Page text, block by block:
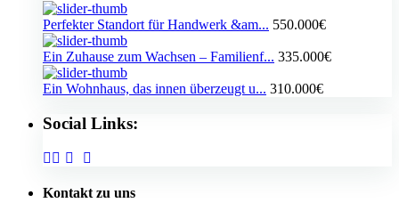
Perfekter Standort für Handwerk &am... 550.000€
Ein Zuhause zum Wachsen – Familienf... 335.000€
Ein Wohnhaus, das innen überzeugt u... 310.000€
Social Links:
Kontakt zu uns